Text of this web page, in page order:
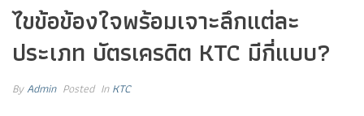
ไขข้อข้องใจพร้อมเจาะลึกแต่ละ
ประเภท บัตรเครดิต KTC มีกี่แบบ?
ByAdmin Posted InKTC